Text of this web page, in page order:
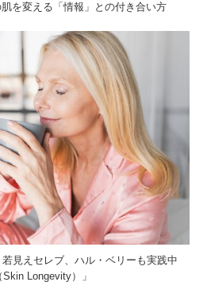
を変える「情報」との付き合い方
見えセレブ、ハル・ベリーも実践中
Longevity）」